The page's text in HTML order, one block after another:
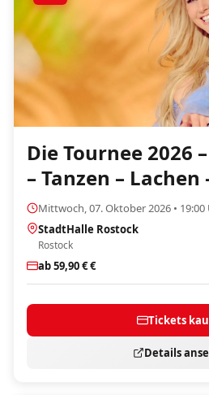
Die Tournee 2026
– Tanzen – Lachen
Mittwoch, 07. Oktober 2026 • 19:00
StadtHalle Rostock
Rostock
ab 59,90 € €
Tickets
Details